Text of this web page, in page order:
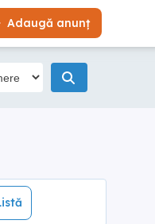
Adaugă anunț